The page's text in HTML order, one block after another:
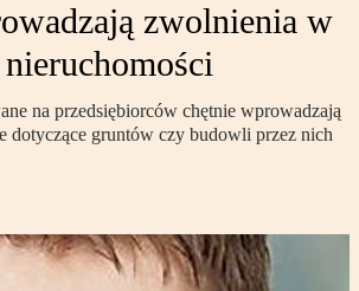
zwolnienia w
na przedsiębiorców chętnie wprowadzają
dotyczące gruntów czy budowli przez nich